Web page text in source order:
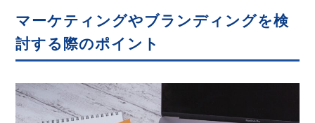
マーケティングやブランディングを検
討する際のポイント